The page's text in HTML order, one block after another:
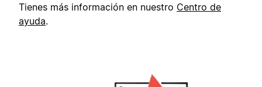
Tienes más información en nuestro Centro de
ayuda.